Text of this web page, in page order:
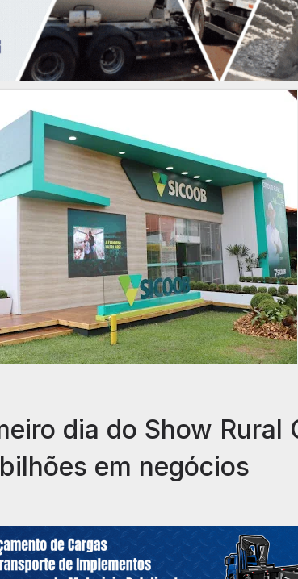
dia do Show Rural
em negócios